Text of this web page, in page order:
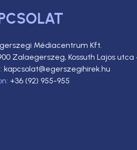
Médiacentrum Kft.
Zalaegerszeg, Kossuth Lajos utca
kapcsolat@egerszegihirek.hu
+36 (92) 955-955